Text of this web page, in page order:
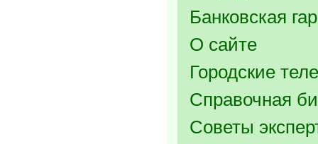
Банковская
О сайте
Городские
Справочная
Советы